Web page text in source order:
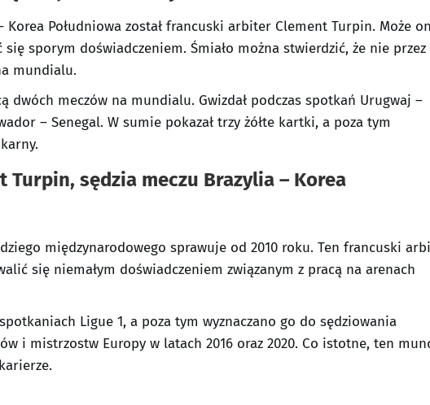
Korea Południowa został francuski arbiter Clement Turpin. Może on
sporym doświadczeniem. Śmiało można stwierdzić, że nie przez
mundialu.
dwóch meczów na mundialu. Gwizdał podczas spotkań Urugwaj –
– Senegal. W sumie pokazał trzy żółte kartki, a poza tym
Turpin, sędzia meczu Brazylia – Korea
międzynarodowego sprawuje od 2010 roku. Ten francuski
się niemałym doświadczeniem związanym z pracą na arenach
Ligue 1, a poza tym wyznaczano go do sędziowania
i mistrzostw Europy w latach 2016 oraz 2020. Co istotne, ten